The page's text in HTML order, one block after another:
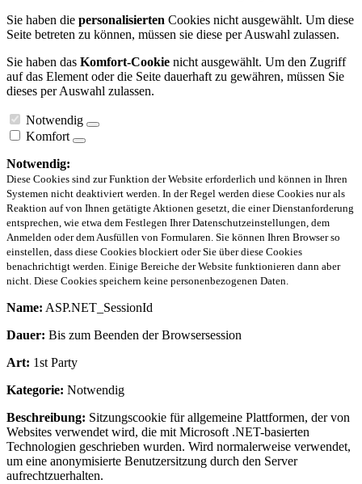
Sie haben die personalisierten Cookies nicht ausgewählt. Um diese
Seite betreten zu können, müssen sie diese per Auswahl zulassen.
Sie haben das Komfort-Cookie nicht ausgewählt. Um den Zugriff
auf das Element oder die Seite dauerhaft zu gewähren, müssen Sie
dieses per Auswahl zulassen.
Notwendig
Komfort
Notwendig:
Diese Cookies sind zur Funktion der Website erforderlich und können in Ihren
Systemen nicht deaktiviert werden. In der Regel werden diese Cookies nur als
Reaktion auf von Ihnen getätigte Aktionen gesetzt, die einer Dienstanforderung
entsprechen, wie etwa dem Festlegen Ihrer Datenschutzeinstellungen, dem
Anmelden oder dem Ausfüllen von Formularen. Sie können Ihren Browser so
einstellen, dass diese Cookies blockiert oder Sie über diese Cookies
benachrichtigt werden. Einige Bereiche der Website funktionieren dann aber
nicht. Diese Cookies speichern keine personenbezogenen Daten.
Name: ASP.NET_SessionId
Dauer: Bis zum Beenden der Browsersession
Art: 1st Party
Kategorie: Notwendig
Beschreibung: Sitzungscookie für allgemeine Plattformen, der von
Websites verwendet wird, die mit Microsoft .NET-basierten
Technologien geschrieben wurden. Wird normalerweise verwendet,
um eine anonymisierte Benutzersitzung durch den Server
aufrechtzuerhalten.